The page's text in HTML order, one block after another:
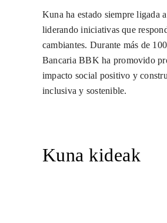
Kuna ha estado siempre ligada
liderando iniciativas que
cambiantes. Durante más de
Bancaria BBK ha promovido
impacto social positivo y
inclusiva y sostenible.
Kuna kideak